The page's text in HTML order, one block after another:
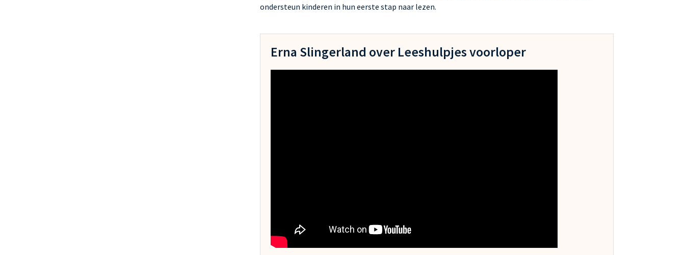
ondersteun kinderen in hun eerste stap naar lezen.
Erna Slingerland over Leeshulpjes voorloper